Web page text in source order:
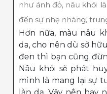
như ánh đỏ, nâu khói
đến sự nhẹ nhàng,
Hơn nữa, màu nâu
da, cho nên dù sở
đen thì bạn cũng
Nâu khói sẽ phát
mình là mang lại sự